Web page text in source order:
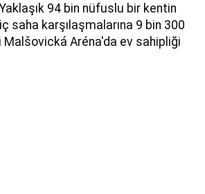
94 bin nüfuslu bir kentin
saha karşılaşmalarına 9 bin 300
Aréna'da ev sahipliği